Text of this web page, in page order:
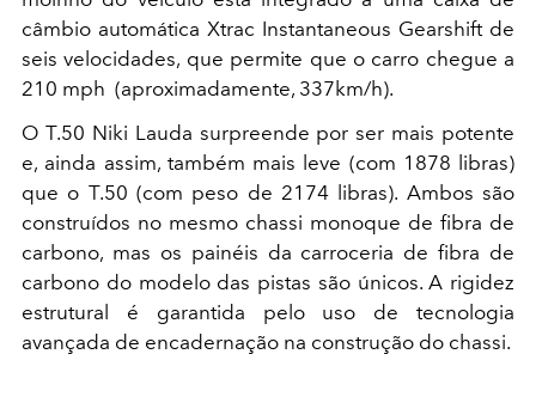
câmbio automática Xtrac Instantaneous Gearshift de
seis velocidades, que permite que o carro chegue a
210 mph (aproximadamente, 337km/h).
O T.50 Niki Lauda surpreende por ser mais potente
e, ainda assim, também mais leve (com 1878 libras)
que o T.50 (com peso de 2174 libras). Ambos são
construídos no mesmo chassi monoque de fibra de
carbono, mas os painéis da carroceria de fibra de
carbono do modelo das pistas são únicos. A rigidez
estrutural é garantida pelo uso de tecnologia
avançada de encadernação na construção do chassi.